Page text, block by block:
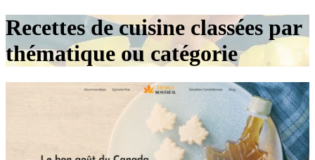
Recettes de cuisine classées par
thématique ou catégorie